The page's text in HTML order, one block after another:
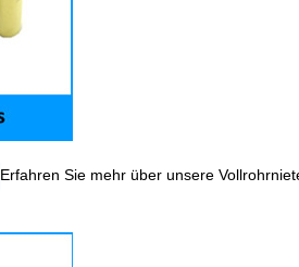
Erfahren Sie mehr über unsere